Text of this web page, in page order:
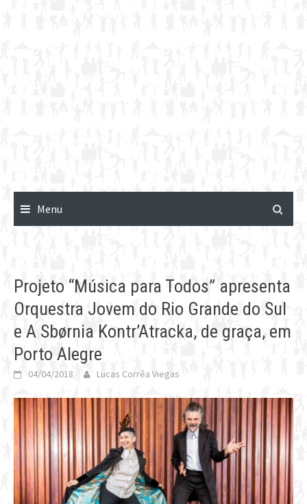
Menu
Projeto “Música para Todos” apresenta
Orquestra Jovem do Rio Grande do Sul
e A Sbørnia Kontr’Atracka, de graça, em
Porto Alegre
04/04/2018 Lucas Corrêa Viegas